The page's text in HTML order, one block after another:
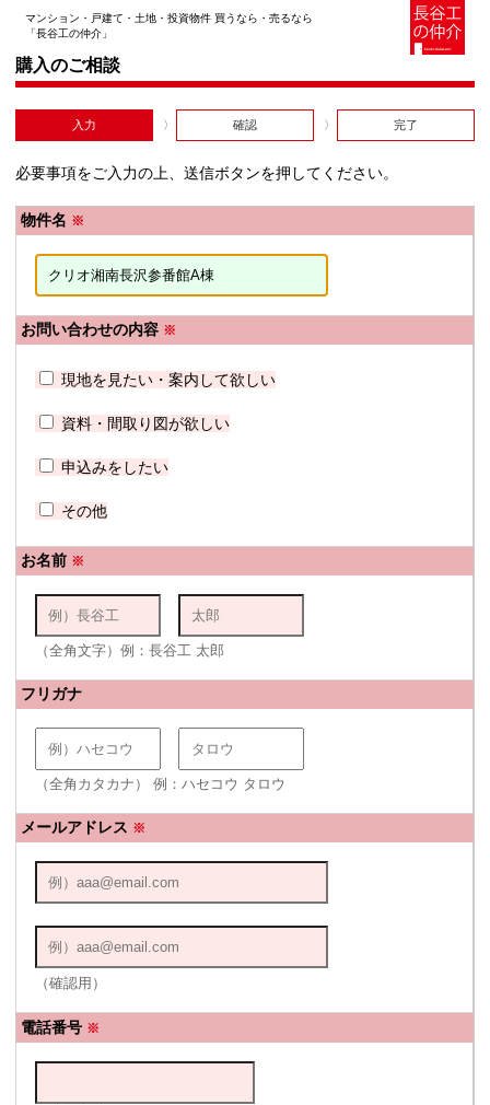
マンション・戸建て・土地・投資物件 買うなら・売るなら
「長谷工の仲介」
購入のご相談
入力 確認 完了
必要事項をご入力の上、送信ボタンを押してください。
物件名 ※
お問い合わせの内容 ※
現地を見たい・案内して欲しい
資料・間取り図が欲しい
申込みをしたい
その他
お名前 ※
（全角文字）例：長谷工 太郎
フリガナ
（全角カタカナ） 例：ハセコウ タロウ
メールアドレス ※
（確認用）
電話番号 ※